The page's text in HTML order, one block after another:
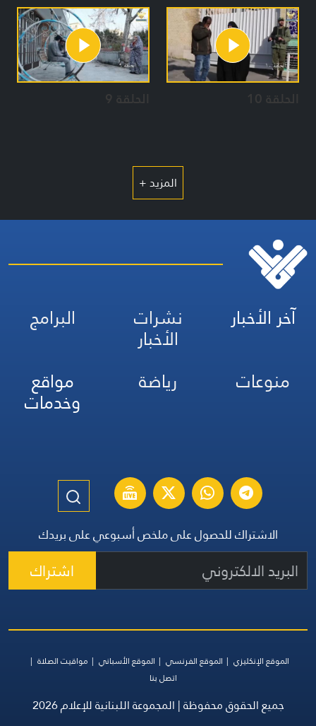
الحلقة 10 الحلقة 9
المزيد +
آخر الأخبار نشرات
الأخبار
البرامج
منوعات
رياضة مواقع
وخدمات
الاشتراك للحصول على ملخص أسبوعي على بريدك
اشتراك
الموقع الإنكليزي الموقع الفرنسي الموقع الأسباني
مواقيت الصلاة
اتصل بنا
جميع الحقوق محفوظة | المجموعة اللبنانية للإعلام 2026